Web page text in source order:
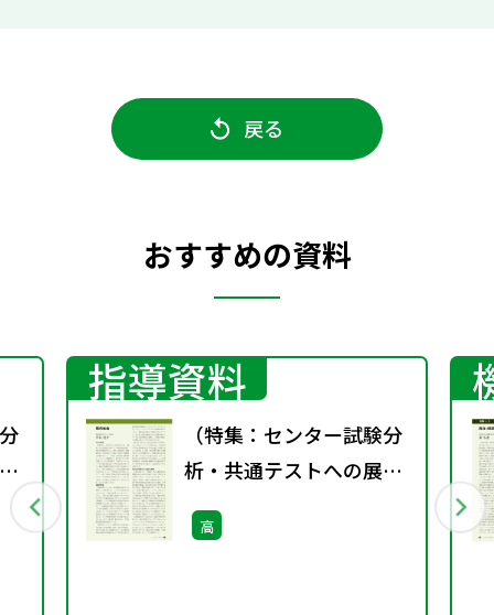
戻る
おすすめの資料
指導資料
（特集：センター試験分
析・共通テストへの展
望）現代社会
高